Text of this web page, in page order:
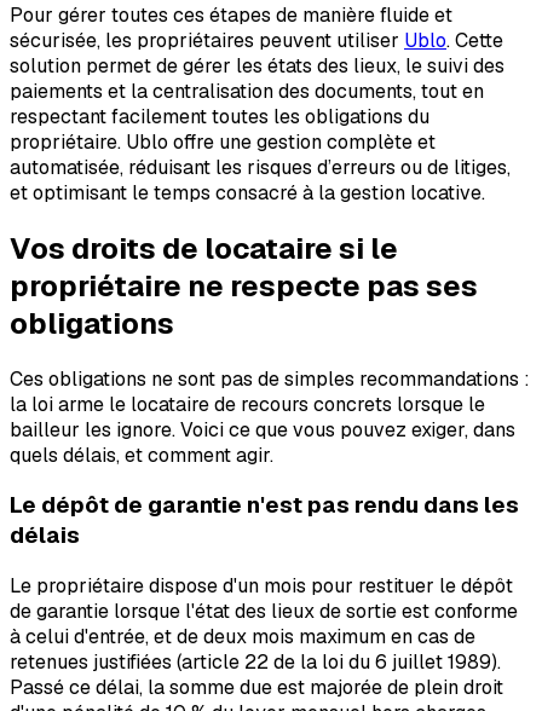
Pour gérer toutes ces étapes de manière fluide et
sécurisée, les propriétaires peuvent utiliser Ublo. Cette
solution permet de gérer les états des lieux, le suivi des
paiements et la centralisation des documents, tout en
respectant facilement toutes les obligations du
propriétaire. Ublo offre une gestion complète et
automatisée, réduisant les risques d’erreurs ou de litiges,
et optimisant le temps consacré à la gestion locative.
Vos droits de locataire si le
propriétaire ne respecte pas ses
obligations
Ces obligations ne sont pas de simples recommandations :
la loi arme le locataire de recours concrets lorsque le
bailleur les ignore. Voici ce que vous pouvez exiger, dans
quels délais, et comment agir.
Le dépôt de garantie n'est pas rendu dans les
délais
Le propriétaire dispose d'un mois pour restituer le dépôt
de garantie lorsque l'état des lieux de sortie est conforme
à celui d'entrée, et de deux mois maximum en cas de
retenues justifiées (article 22 de la loi du 6 juillet 1989).
Passé ce délai, la somme due est majorée de plein droit